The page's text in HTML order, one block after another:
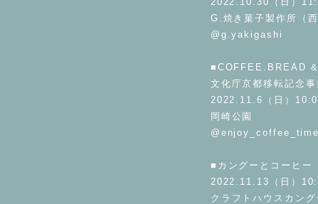
G.焼き菓子製作所（西
@g.yakigashi
■COFFEE.BREAD
文化庁京都移転記念
2022.11.6（日）
岡崎公園
@enjoy_coffee_time
■カングーとコーヒー
2022.11.13（日）
クラフトハウスカン